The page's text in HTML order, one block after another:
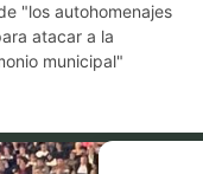
"los autohomenajes
atacar a la
municipal"